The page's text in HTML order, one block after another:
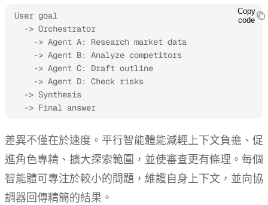
User goal
  -> Final answer
Copy
code
差異不僅在於速度。平行智能體能減輕上下文負擔、促
進角色專精、擴大探索範圍，並使審查更有條理。每個
智能體可專注於較小的問題，維護自身上下文，並向協
調器回傳精簡的結果。